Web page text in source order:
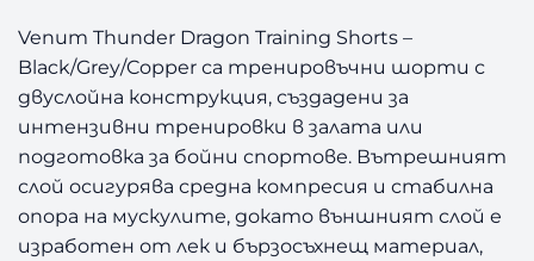
Venum Thunder Dragon Training Shorts –
Black/Grey/Copper са тренировъчни шорти с
двуслойна конструкция, създадени за
интензивни тренировки в залата или
подготовка за бойни спортове. Вътрешният
слой осигурява средна компресия и стабилна
опора на мускулите, докато външният слой е
изработен от лек и бързосъхнещ материал,